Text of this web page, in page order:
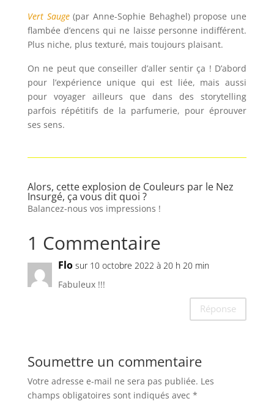
Vert Sauge(par Anne-Sophie Behaghel) propose une
flambée d’encens qui ne laissepersonne indifférent.
Plus niche, plus texturé, mais toujours plaisant.
On ne peut que conseiller d’aller sentir ça ! D’abord
pour l’expérience unique qui est liée, mais aussi
pour voyager ailleurs que dans des storytelling
parfois répétitifs de la parfumerie, pour éprouver
ses sens.
Alors, cette explosion de Couleurs par le Nez
Insurgé, ça vous dit quoi ?
Balancez-nous vos impressions !
1 Commentaire
Flo sur 10 octobre 2022 à 20 h 20 min
Fabuleux !!!
Réponse
Soumettre un commentaire
Votre adresse e-mail ne sera pas publiée. Les
champs obligatoires sont indiqués avec *